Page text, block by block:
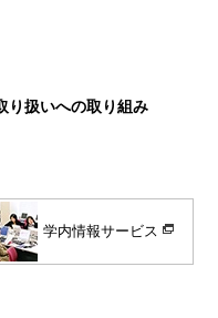
り扱いへの取り組み
学内情報サービス